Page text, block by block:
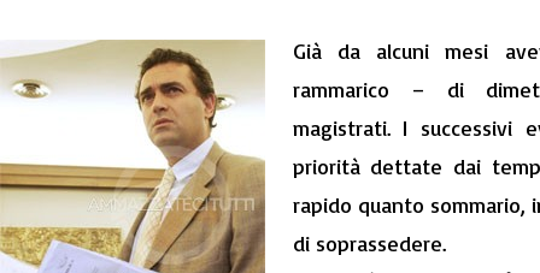
Già da alcuni mesi
rammarico – di
magistrati. I successivi
priorità dettate dai
rapido quanto sommario,
di soprassedere.